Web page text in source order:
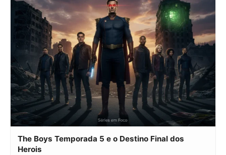
The Boys Temporada 5 e o Destino Final dos
Herois